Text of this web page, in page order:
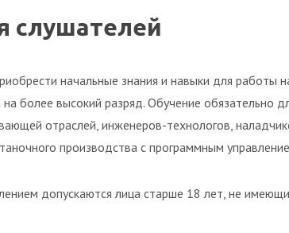
слушателей
начальные знания и навыки для работы
более высокий разряд. Обучение обязательно
отраслей, инженеров-технологов,
производства с программным
допускаются лица старше 18 лет, не